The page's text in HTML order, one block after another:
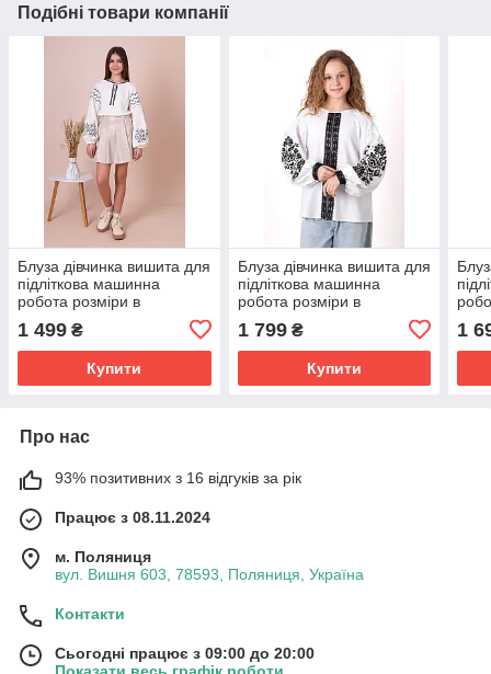
Подібні товари компанії
Блуза дівчинка вишита для
підліткова машинна
робота розміри в
наявності від 146 до 164
1 499 ₴
Купити
Блуза дівчинка вишита для
підліткова машинна
робота розміри в
наявності від 146 до 164
1 799₴
Купити
1
Про нас
93% позитивних з 16 відгуків за рік
Працює з 08.11.2024
м. Поляниця
вул. Вишня 603, 78593, Поляниця, Україна
Контакти
Сьогодні працює з 09:00 до 20:00